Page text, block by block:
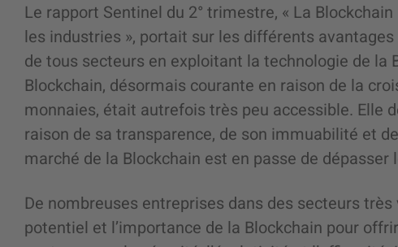
Le rapport Sentinel du 2° trimestre, « La
les industries », portait sur les différents
de tous secteurs en exploitant la technologie de la
Blockchain, désormais courante en raison de la
monnaies, était autrefois très peu accessible. Elle
raison de sa transparence, de son immuabilité et
marché de la Blockchain est en passe de dépasser
De nombreuses entreprises dans des secteurs
potentiel et l’importance de la Blockchain pour